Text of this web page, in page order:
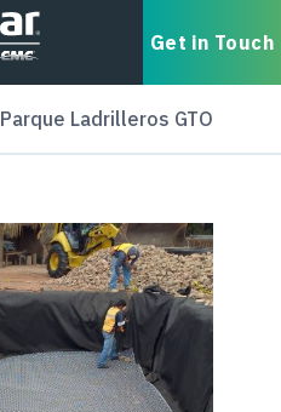
Get in Touch
Parque Ladrilleros GTO